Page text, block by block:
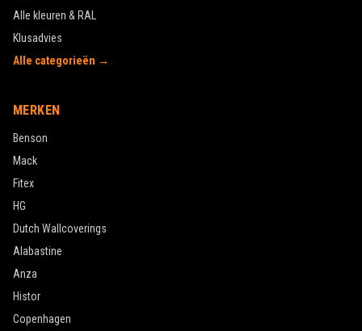
Alle kleuren & RAL
Klusadvies
Alle categorieën →
MERKEN
Benson
Mack
Fitex
HG
Dutch Wallcoverings
Alabastine
Anza
Histor
Copenhagen